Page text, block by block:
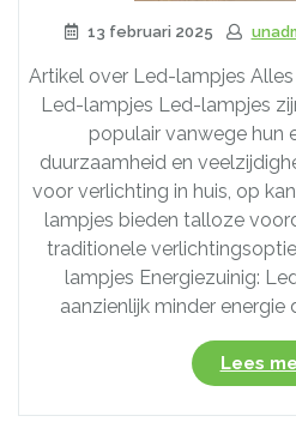
13 februari 2025
Artikel over Led-lampjes
Led-lampjes Led-lampjes
populair vanwege hun
duurzaamheid en
voor verlichting in huis, op
lampjes bieden talloze
traditionele
lampjes Energiezuinig:
aanzienlijk minder energie
Lees